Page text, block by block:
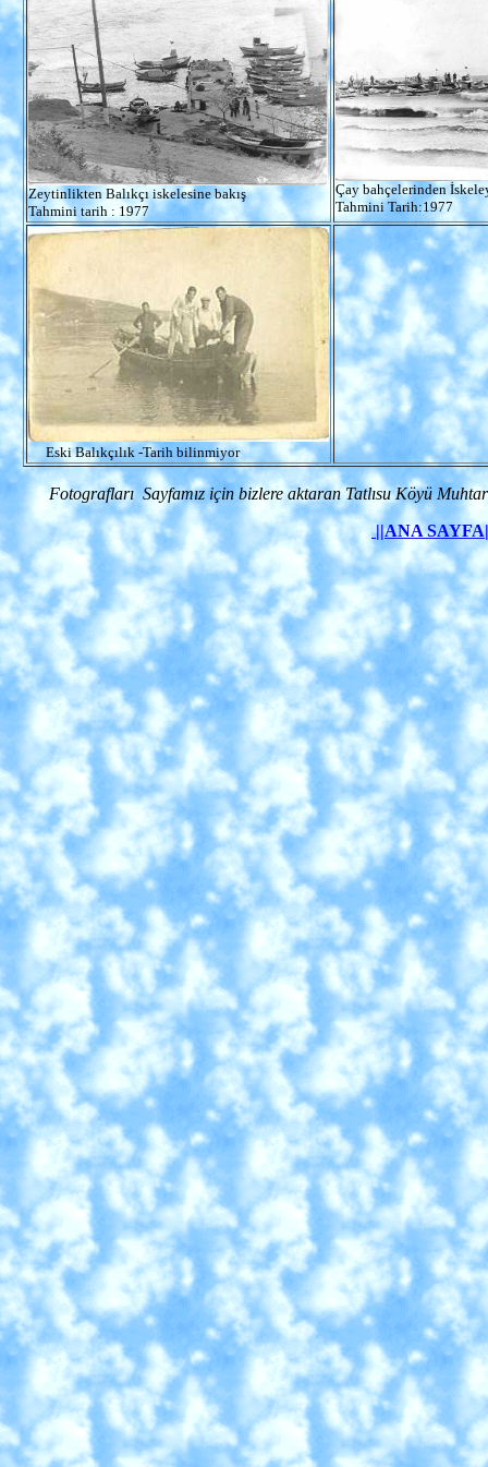
Zeytinlikten Balıkçı iskelesine bakış
Tahmini tarih : 1977
Çay bahçelerinden
Tahmini Tarih:1977
Eski Balıkçılık -Tarih bilinmiyor
Fotografları Sayfamız için bizlere aktaran Tatlısu Köyü
||ANA